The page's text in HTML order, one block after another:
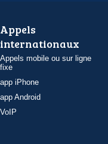
Appels
internationaux
Appels mobile ou sur ligne
fixe
app iPhone
app Android
VoIP